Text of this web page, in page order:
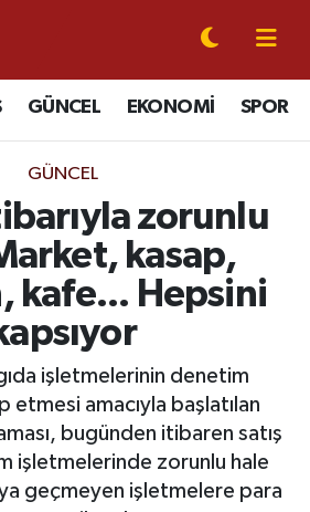
GÜNCEL EKONOMİ SPOR
GÜNCEL
zorunlu
kasap,
kafe... Hepsini
işletmelerinin denetim
etmesi amacıyla başlatılan
bugünden itibaren satış
işletmelerinde zorunlu hale
geçmeyen işletmelere para
Nöbetçi Eczaneler
Hava Durumu
Namaz Vakitleri
Trafik Yoğunluk Haritası
Durumu ve Fikstür